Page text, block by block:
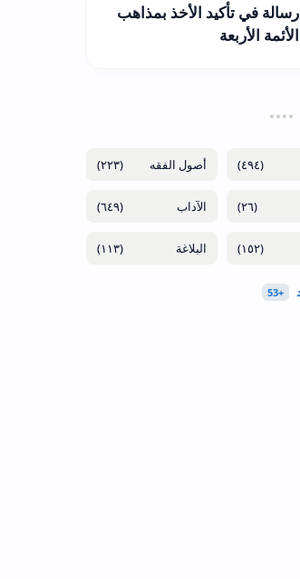
رسالة في تأكيد الأخذ بمذاهب
الأئمة الأربعة
(٤٩٤) (٢٢٣)
(٢٦) (٦٤٩)
(١٥٢) (١١٣)